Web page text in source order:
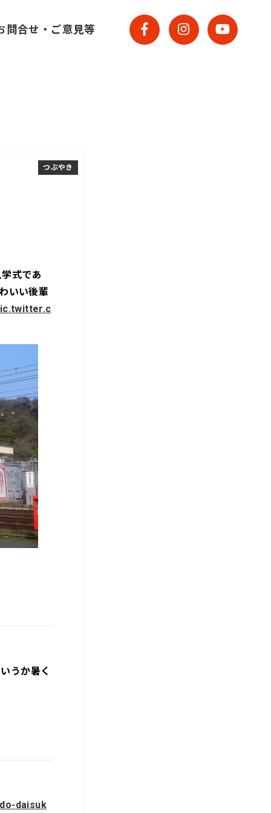
問合せ・ご意見等
つぶやき
式であ
いい後輩
うか暑く
daisuk